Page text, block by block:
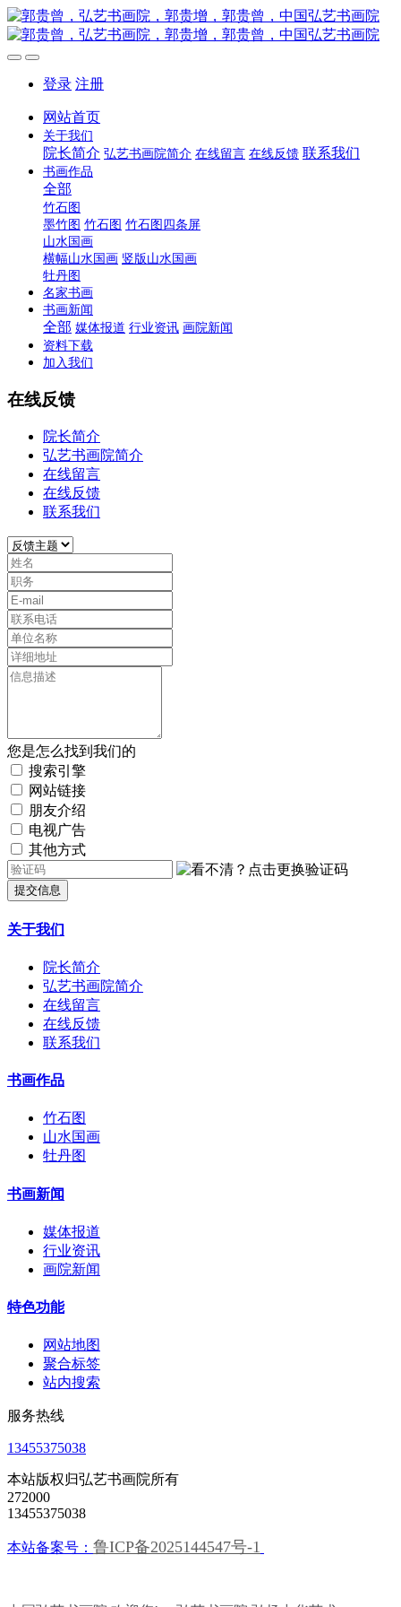
登录 注册
网站首页
关于我们
院长简介 弘艺书画院简介 在线留言 在线反馈 联系我们
书画作品
全部
竹石图
墨竹图 竹石图 竹石图四条屏
山水国画
横幅山水国画 竖版山水国画
牡丹图
名家书画
书画新闻
全部 媒体报道 行业资讯 画院新闻
资料下载
加入我们
在线反馈
院长简介
弘艺书画院简介
在线留言
在线反馈
联系我们
您是怎么找到我们的
搜索引擎
网站链接
朋友介绍
电视广告
其他方式
提交信息
关于我们
院长简介
弘艺书画院简介
在线留言
在线反馈
联系我们
书画作品
竹石图
山水国画
牡丹图
书画新闻
媒体报道
行业资讯
画院新闻
特色功能
网站地图
聚合标签
站内搜索
服务热线
13455375038
本站版权归弘艺书画院所有
272000
13455375038
本站备案号： 鲁ICP备2025144547号-1